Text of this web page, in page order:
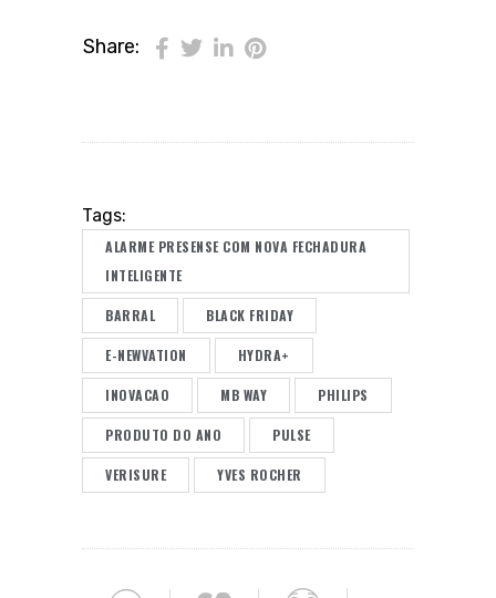
Share:
Tags:
ALARME PRESENSE COM NOVA FECHADURA
INTELIGENTE
BARRAL BLACK FRIDAY
E-NEWVATION HYDRA+
INOVACAO MB WAY PHILIPS
PRODUTO DO ANO PULSE
VERISURE YVES ROCHER